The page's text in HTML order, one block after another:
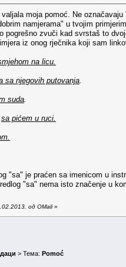
moja pomoć. Ne
namjerama" u tvojim
pogrešno zvuči kad svrstaš to
iz onog rječnika koji sam
na licu.
sa njegovih putovanja
suda
sa pićem u ruci.
"sa" je praćen sa imenicom u
"sa" nema isto značenje u
од OMali»
> Тема: Pomoć